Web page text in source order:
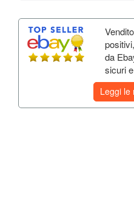
da
sicuri
Leggi le